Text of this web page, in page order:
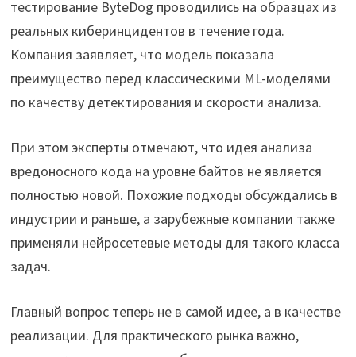
тестирование ByteDog проводились на образцах из
реальных киберинцидентов в течение года.
Компания заявляет, что модель показала
преимущество перед классическими ML-моделями
по качеству детектирования и скорости анализа.
При этом эксперты отмечают, что идея анализа
вредоносного кода на уровне байтов не является
полностью новой. Похожие подходы обсуждались в
индустрии и раньше, а зарубежные компании также
применяли нейросетевые методы для такого класса
задач.
Главный вопрос теперь не в самой идее, а в качестве
реализации. Для практического рынка важно,